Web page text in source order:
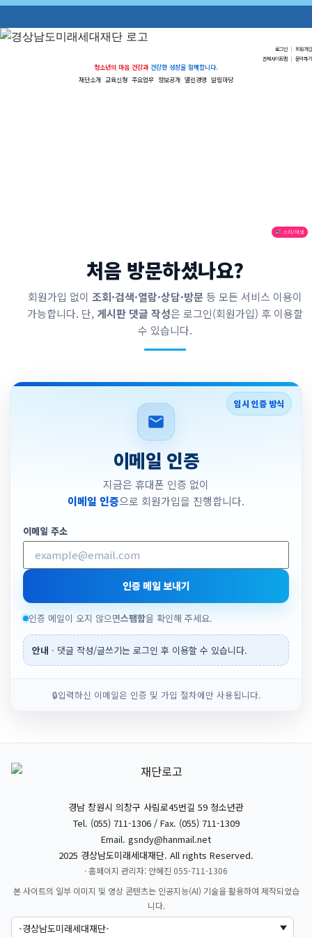
로그인 | 회원가입
전체사이트맵 | 문의하기
청소년의 마음 건강과 건강한 성장을 함께합니다.
재단소개 교육신청 주요업무 정보공개 열린경영 알림마당
🔊 소리/재생
처음 방문하셨나요?
회원가입 없이 조회·검색·열람·상담·방문 등 모든 서비스 이용이
가능합니다. 단, 게시판 댓글 작성은 로그인(회원가입) 후 이용할
수 있습니다.
임시 인증 방식
이메일 인증
지금은 휴대폰 인증 없이
이메일 인증으로 회원가입을 진행합니다.
이메일 주소
인증 메일 보내기
인증 메일이 오지 않으면스팸함을 확인해 주세요.
안내 · 댓글 작성/글쓰기는 로그인 후 이용할 수 있습니다.
🔒입력하신 이메일은 인증 및 가입 절차에만 사용됩니다.
경남 창원시 의창구 사림로45번길 59 청소년관
Tel. (055) 711-1306 / Fax. (055) 711-1309
Email. gsndy@hanmail.net
2025 경상남도미래세대재단. All rights Reserved.
· 홈페이지 관리자: 안혜진 055-711-1306
본 사이트의 일부 이미지 및 영상 콘텐츠는 인공지능(AI) 기술을 활용하여 제작되었습
니다.